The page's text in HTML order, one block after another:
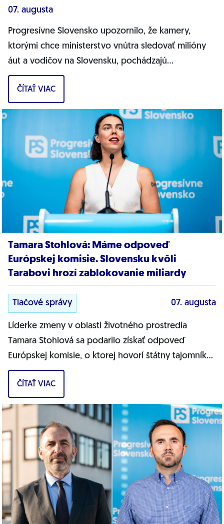
07. augusta
Progresívne Slovensko upozornilo, že kamery,
ktorými chce ministerstvo vnútra sledovať milióny
áut a vodičov na Slovensku, pochádzajú
pravdepodobne z Ruska. Dnes hnutie prinieslo
dôkazy,...
ČÍTAŤ VIAC
Tamara Stohlová: Máme odpoveď
Európskej komisie. Slovensku kvôli
Tarabovi hrozí zablokovanie miliardy
Tlačové správy 07. augusta
Líderke zmeny v oblasti životného prostredia
Tamara Stohlová sa podarilo získať odpoveď
Európskej komisie, o ktorej hovorí štátny tajomník
MŽP Filip Kuffa. Môžem jednoznačne...
ČÍTAŤ VIAC